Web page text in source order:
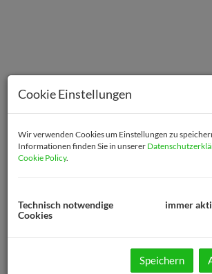
Beschreibung
Baugrundstück mit Gebäude-Altbestand
Cookie Einstellungen
Wir verwenden Cookies um Einstellungen zu
Informationen finden Sie in unserer
Cookie Policy.
Technisch notwendige
Cookies
immer
Speichern